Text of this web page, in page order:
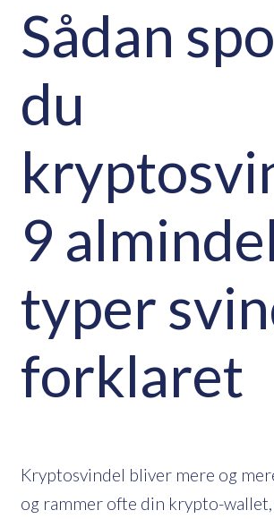
Sådan
du
9
typer
forklaret
Kryptosvindel bliver mere og
og rammer ofte din krypto-